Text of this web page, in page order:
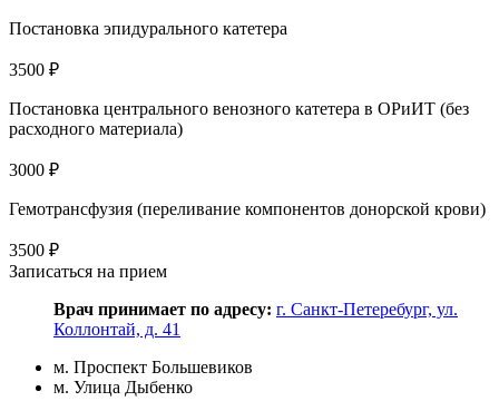
Постановка эпидурального катетера
3500 ₽
Постановка центрального венозного катетера в ОРиИТ (без
расходного материала)
3000 ₽
Гемотрансфузия (переливание компонентов донорской крови)
3500 ₽
Записаться на прием
Врач принимает по адресу: г. Санкт-Петеребург, ул.
Коллонтай, д. 41
м. Проспект Большевиков
м. Улица Дыбенко